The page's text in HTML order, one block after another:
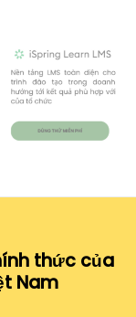
thức của
Nam